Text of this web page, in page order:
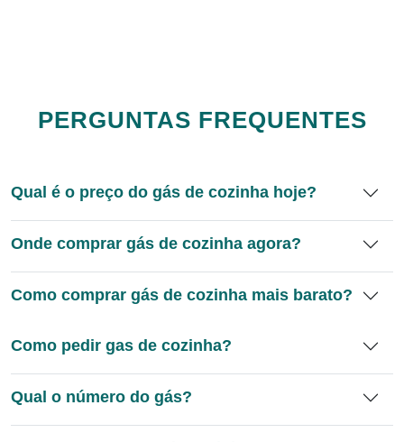
PERGUNTAS FREQUENTES
Qual é o preço do gás de cozinha hoje?
Onde comprar gás de cozinha agora?
Como comprar gás de cozinha mais barato?
Como pedir gas de cozinha?
Qual o número do gás?